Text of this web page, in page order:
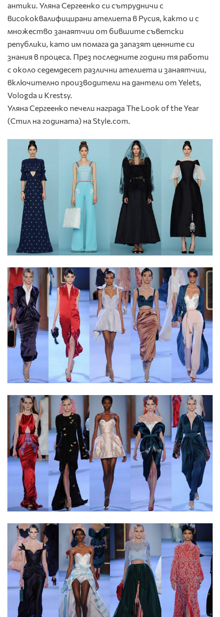
антики. Уляна Сергеенко си сътрудничи с
висококвалифицирани ателиета в Русия, както и с
множество занаятчии от бившите съветски
републики, като им помага да запазят ценните си
знания в процеса. През последните години тя работи
с около седемдесет различни ателиета и занаятчии,
включително производители на дантели от Yelets,
Vologda и Krestsy.
Уляна Сергеенко печели награда The Look of the Year
(Стил на годината) на Style.com.